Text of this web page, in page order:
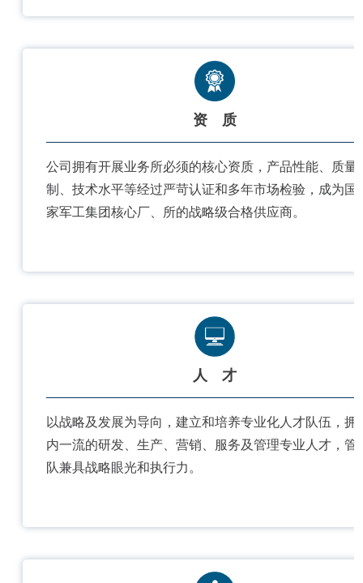
资 质
公司拥有开展业务所必须的核心资质，产品性能、质量
制、技术水平等经过严苛认证和多年市场检验，成为国
家军工集团核心厂、所的战略级合格供应商。
人 才
以战略及发展为导向，建立和培养专业化人才队伍，拥
内一流的研发、生产、营销、服务及管理专业人才，管
队兼具战略眼光和执行力。